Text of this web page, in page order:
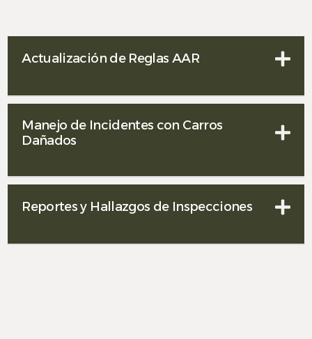
Actualización de Reglas AAR
Manejo de Incidentes con Carros
Dañados
Reportes y Hallazgos de Inspecciones